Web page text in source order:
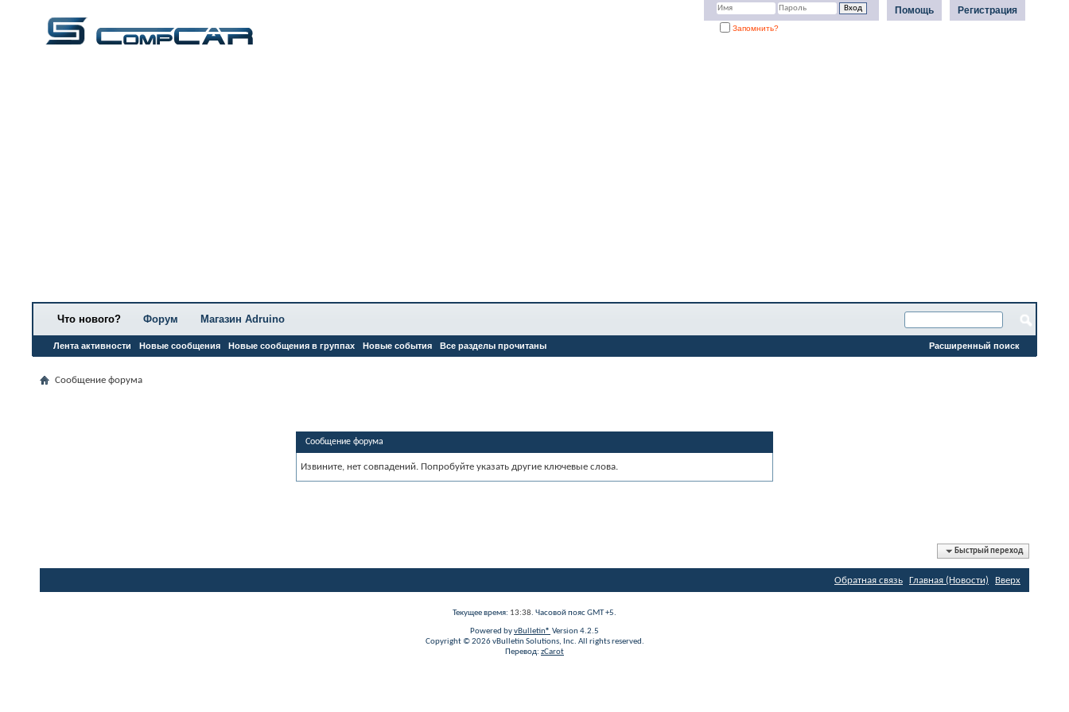
Регистрация
Помощь
Запомнить?
Что нового?
Лента активности Новые сообщения Новые сообщения в группах Новые события Все разделы прочитаны
Форум Магазин Adruino
Расширенный поиск
Сообщение форума
Сообщение форума
Извините, нет совпадений. Попробуйте указать другие ключевые слова.
Быстрый переход
Обратная связь Главная (Новости) Вверх
Текущее время: 13:38. Часовой пояс GMT +5.
Powered byvBulletin® Version 4.2.5
Copyright © 2026 vBulletin Solutions, Inc. All rights reserved.
Перевод: zCarot